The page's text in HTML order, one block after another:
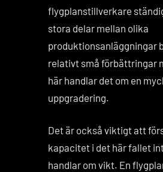
flygplanstillverkare
stora delar mellan olika
produktionsanläggningar
relativt små förbättringar
här handlar det om en
uppgradering.
Det är också viktigt att
kapacitet i det här fallet
handlar om vikt. En